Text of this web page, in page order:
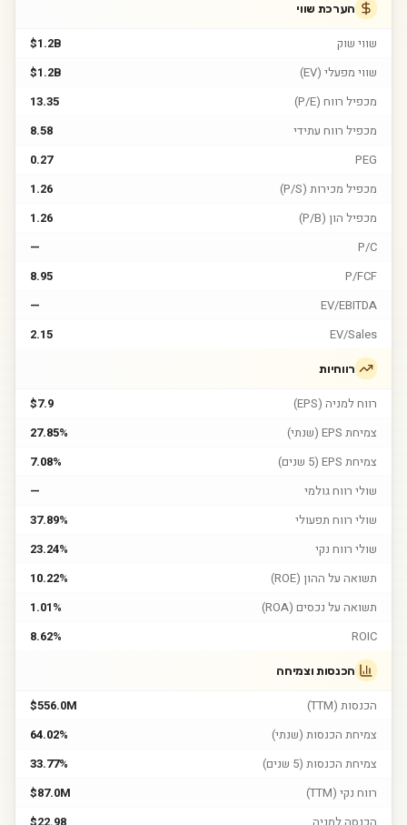
הערכת שווי
שווי שוק
$1.2B
שווי מפעלי (EV)
$1.2B
מכפיל רווח (P/E)
13.35
מכפיל רווח עתידי
8.58
PEG
0.27
מכפיל מכירות (P/S)
1.26
מכפיל הון (P/B)
1.26
P/C
—
P/FCF
8.95
EV/EBITDA
—
EV/Sales
2.15
רווחיות
רווח למניה (EPS)
$7.9
צמיחת EPS (שנתי)
27.85%
צמיחת EPS (5 שנים)
7.08%
שולי רווח גולמי
—
שולי רווח תפעולי
37.89%
שולי רווח נקי
23.24%
תשואה על ההון (ROE)
10.22%
תשואה על נכסים (ROA)
1.01%
ROIC
8.62%
הכנסות וצמיחה
הכנסות (TTM)
$556.0M
צמיחת הכנסות (שנתי)
64.02%
צמיחת הכנסות (5 שנים)
33.77%
רווח נקי (TTM)
$87.0M